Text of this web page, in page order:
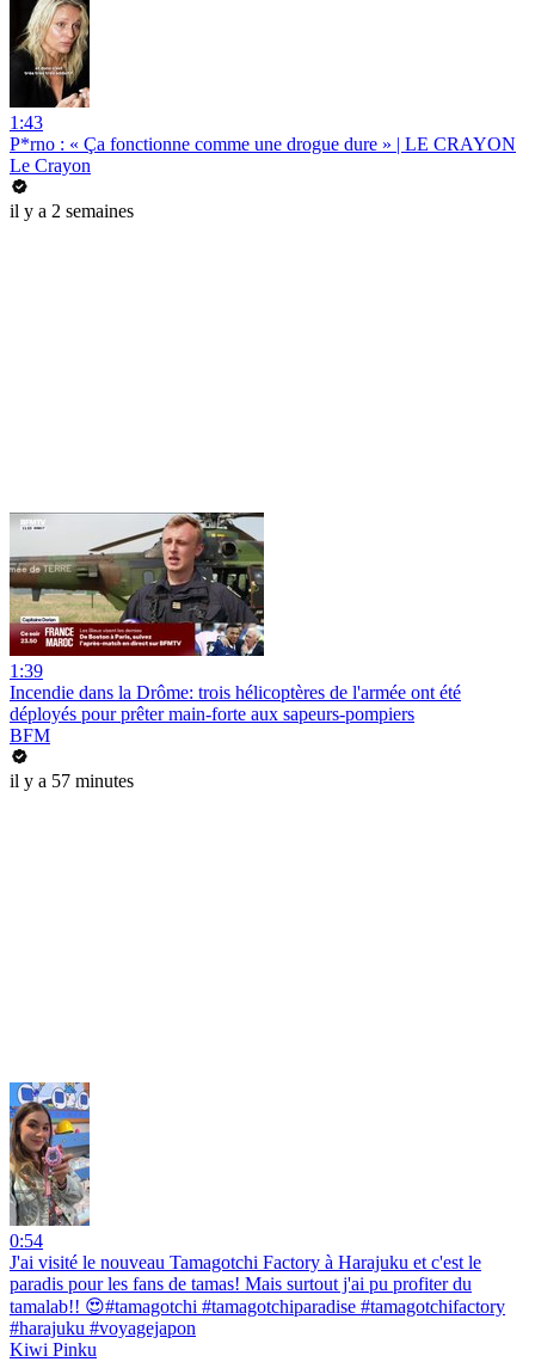
1:43
P*rno : « Ça fonctionne comme une drogue dure » | LE CRAYON
Le Crayon
il y a 2 semaines
1:39
Incendie dans la Drôme: trois hélicoptères de l'armée ont été
déployés pour prêter main-forte aux sapeurs-pompiers
BFM
il y a 57 minutes
0:54
J'ai visité le nouveau Tamagotchi Factory à Harajuku et c'est le
paradis pour les fans de tamas! Mais surtout j'ai pu profiter du
tamalab!! 😍#tamagotchi #tamagotchiparadise #tamagotchifactory
#harajuku #voyagejapon
Kiwi Pinku